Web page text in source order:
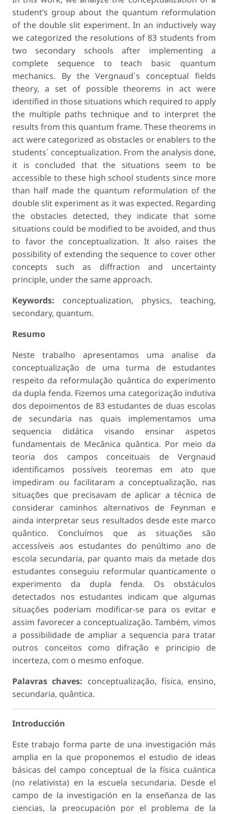
student’s group about the quantum reformulation
of the double slit experiment. In an inductively way
we categorized the resolutions of 83 students from
two secondary schools after implementing a
complete sequence to teach basic quantum
mechanics. By the Vergnaud´s conceptual fields
theory, a set of possible theorems in act were
identified in those situations which required to apply
the multiple paths technique and to interpret the
results from this quantum frame. These theorems in
act were categorized as obstacles or enablers to the
students´ conceptualization. From the analysis done,
it is concluded that the situations seem to be
accessible to these high school students since more
than half made the quantum reformulation of the
double slit experiment as it was expected. Regarding
the obstacles detected, they indicate that some
situations could be modified to be avoided, and thus
to favor the conceptualization. It also raises the
possibility of extending the sequence to cover other
concepts such as diffraction and uncertainty
principle, under the same approach.
Keywords: conceptualization, physics, teaching,
secondary, quantum.
Resumo
Neste trabalho apresentamos uma analise da
conceptualização de uma turma de estudantes
respeito da reformulação quântica do experimento
da dupla fenda. Fizemos uma categorização indutiva
dos depoimentos de 83 estudantes de duas escolas
de secundaria nas quais implementamos uma
sequencia didática visando ensinar aspetos
fundamentais de Mecânica quântica. Por meio da
teoria dos campos conceituais de Vergnaud
identificamos possíveis teoremas em ato que
impediram ou facilitaram a conceptualização, nas
situações que precisavam de aplicar a técnica de
considerar caminhos alternativos de Feynman e
ainda interpretar seus resultados desde este marco
quântico. Concluímos que as situações são
accessíveis aos estudantes do penúltimo ano de
escola secundaria, par quanto mais da metade dos
estudantes conseguiu reformular quanticamente o
experimento da dupla fenda. Os obstáculos
detectados nos estudantes indicam que algumas
situações poderiam modificar-se para os evitar e
assim favorecer a conceptualização. Também, vimos
a possibilidade de ampliar a sequencia para tratar
outros conceitos como difração e principio de
incerteza, com o mesmo enfoque.
Palavras chaves: conceptualização, física, ensino,
secundaria, quântica.
Introducción
Este trabajo forma parte de una investigación más
amplia en la que proponemos el estudio de ideas
básicas del campo conceptual de la física cuántica
(no relativista) en la escuela secundaria. Desde el
campo de la investigación en la enseñanza de las
ciencias, la preocupación por el problema de la